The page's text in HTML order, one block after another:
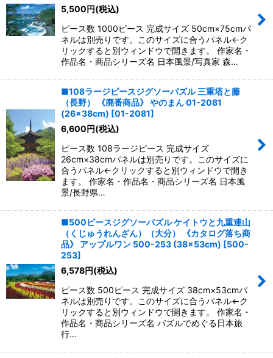
5,500円(税込)
ピース数 1000ピース 完成サイズ 50cm×75cmパ
ネルは別売りです。このサイズに合うパネル←ク
リックすると別ウィンドウで開きます。 作家名・
作品名・商品シリーズ名 日本風景/写真家 森…
■108ラージピースジグソーパズル 三重塔と藤
（長野） 《廃番商品》 やのまん 01-2081
(26×38cm) [01-2081]
6,600円(税込)
ピース数 108ラージピース 完成サイズ
26cm×38cmパネルは別売りです。このサイズに
合うパネル←クリックすると別ウィンドウで開き
ます。 作家名・作品名・商品シリーズ名 日本風
景/長野県…
■500ピースジグソーパズル ケイトウと九重連山
（くじゅうれんざん）（大分） 《カタログ落ち商
品》 アップルワン 500-253 (38×53cm) [500-
253]
6,578円(税込)
ピース数 500ピース 完成サイズ 38cm×53cmパ
ネルは別売りです。このサイズに合うパネル←ク
リックすると別ウィンドウで開きます。 作家名・
作品名・商品シリーズ名 パズルでめぐる日本旅
行…